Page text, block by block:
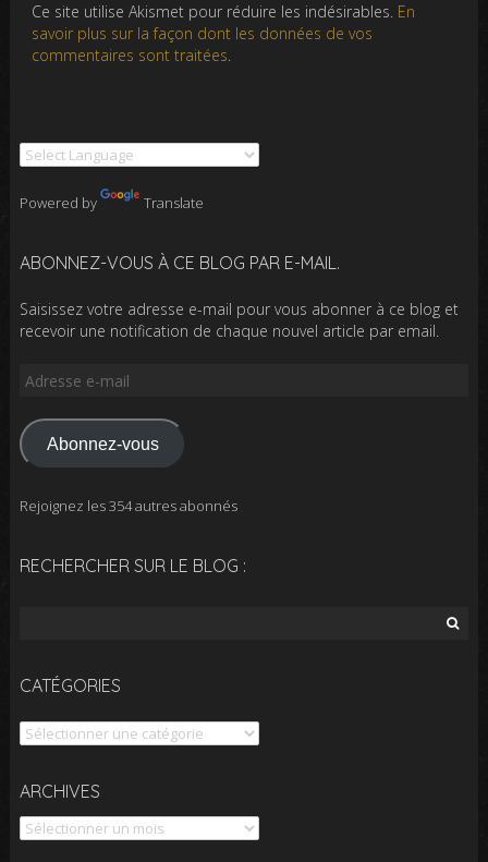
Ce site utilise Akismet pour réduire les indésirables. En
savoir plus sur la façon dont les données de vos
commentaires sont traitées.
Powered by Translate
ABONNEZ-VOUS À CE BLOG PAR E-MAIL.
Saisissez votre adresse e-mail pour vous abonner à ce blog et
recevoir une notification de chaque nouvel article par email.
Adresse
mail
Abonnez-vous
Rejoignez les 354 autres abonnés
RECHERCHER SUR LE BLOG :
CATÉGORIES
Catégories
ARCHIVES
Archives